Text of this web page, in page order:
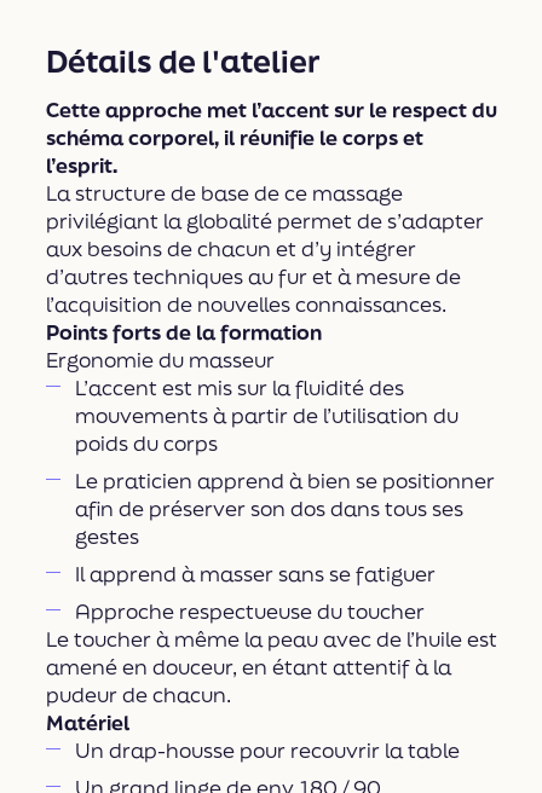
Détails de l'atelier
Cette approche met l’accent sur le respect du
schéma corporel, il réunifie le corps et
l’esprit.
La structure de base de ce massage
privilégiant la globalité permet de s’adapter
aux besoins de chacun et d’y intégrer
d’autres techniques au fur et à mesure de
l’acquisition de nouvelles connaissances.
Points forts de la formation
Ergonomie du masseur
L’accent est mis sur la fluidité des
mouvements à partir de l’utilisation du
poids du corps
Le praticien apprend à bien se positionner
afin de préserver son dos dans tous ses
gestes
Il apprend à masser sans se fatiguer
Approche respectueuse du toucher
Le toucher à même la peau avec de l’huile est
amené en douceur, en étant attentif à la
pudeur de chacun.
Matériel
Un drap-housse pour recouvrir la table